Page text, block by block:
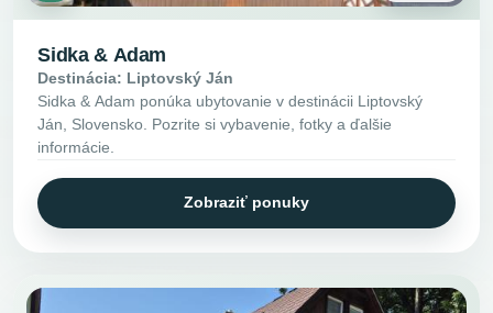
Sidka & Adam
Destinácia: Liptovský Ján
Sidka & Adam ponúka ubytovanie v destinácii Liptovský
Ján, Slovensko. Pozrite si vybavenie, fotky a ďalšie
informácie.
Zobraziť ponuky